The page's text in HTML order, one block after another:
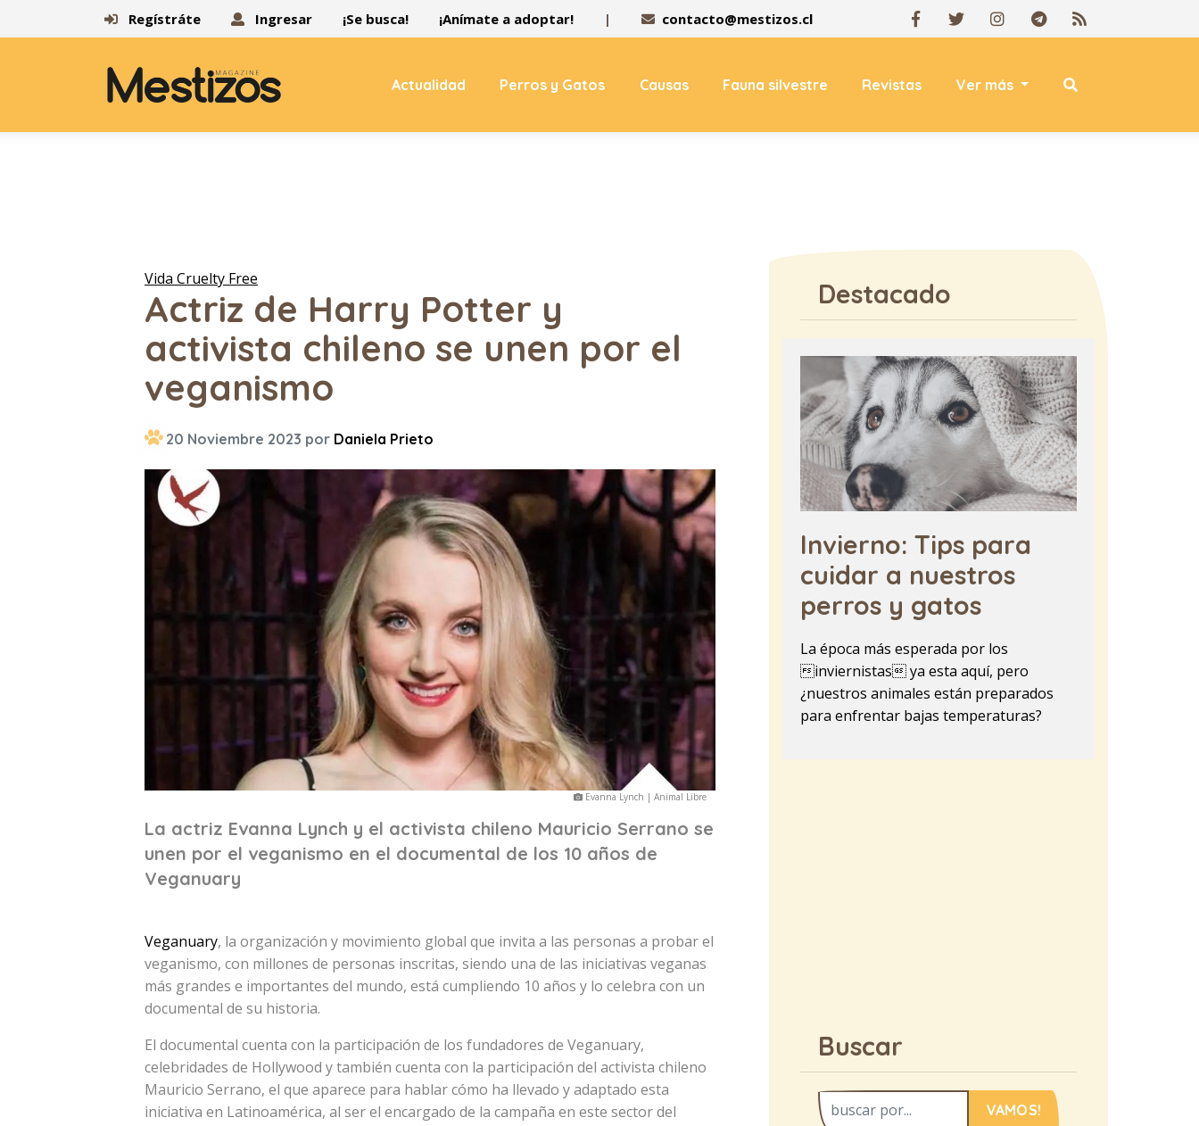
Regístráte Ingresar ¡Se busca! ¡Anímate a adoptar! | contacto@mestizos.cl
Actualidad Perros y Gatos Causas Fauna silvestre Revistas Ver más
Vida Cruelty Free
Actriz de Harry Potter y
activista chileno se unen por el
veganismo
20 Noviembre 2023 por Daniela Prieto
Evanna Lynch | Animal Libre
La actriz Evanna Lynch y el activista chileno Mauricio Serrano se
unen por el veganismo en el documental de los 10 años de
Veganuary
Veganuary, la organización y movimiento global que invita a las personas a probar el
veganismo, con millones de personas inscritas, siendo una de las iniciativas veganas
más grandes e importantes del mundo, está cumpliendo 10 años y lo celebra con un
documental de su historia.
El documental cuenta con la participación de los fundadores de Veganuary,
celebridades de Hollywood y también cuenta con la participación del activista chileno
Mauricio Serrano, el que aparece para hablar cómo ha llevado y adaptado esta
iniciativa en Latinoamérica, al ser el encargado de la campaña en este sector del
Destacado
Invierno: Tips para
cuidar a nuestros
perros y gatos
La época más esperada por los
inviernistas ya esta aquí, pero
¿nuestros animales están preparados
para enfrentar bajas temperaturas?
Buscar
VAMOS!